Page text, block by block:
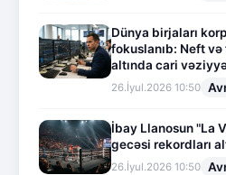
Dünya birjaları
fokuslanıb: Neft
altında cari
26.İyul.2026 10:50
İbay Llanosun "La
gecəsi rekordları
26.İyul.2026 10:50